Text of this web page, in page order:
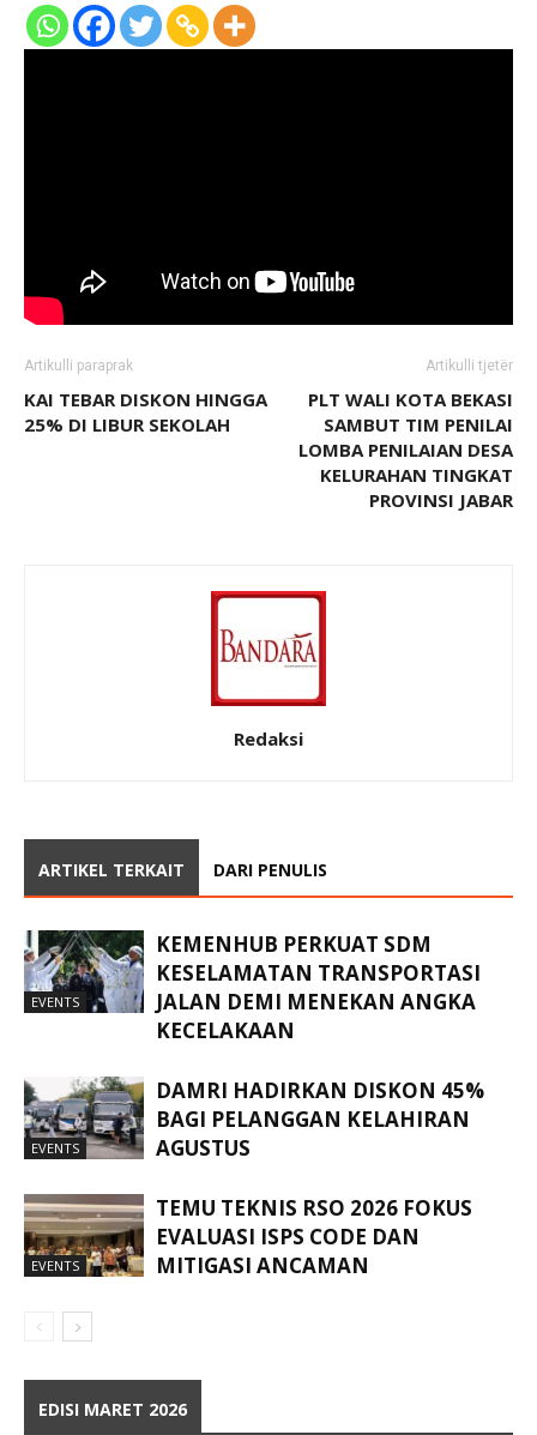
Artikulli paraprak
KAI TEBAR DISKON HINGGA
25% DI LIBUR SEKOLAH
Artikulli tjetër
PLT WALI KOTA BEKASI
SAMBUT TIM PENILAI
LOMBA PENILAIAN DESA
KELURAHAN TINGKAT
PROVINSI JABAR
Redaksi
ARTIKEL TERKAIT DARI PENULIS
EVENTS
KEMENHUB PERKUAT SDM
KESELAMATAN TRANSPORTASI
JALAN DEMI MENEKAN ANGKA
KECELAKAAN
EVENTS
DAMRI HADIRKAN DISKON 45%
BAGI PELANGGAN KELAHIRAN
AGUSTUS
EVENTS
TEMU TEKNIS RSO 2026 FOKUS
EVALUASI ISPS CODE DAN
MITIGASI ANCAMAN
EDISI MARET 2026